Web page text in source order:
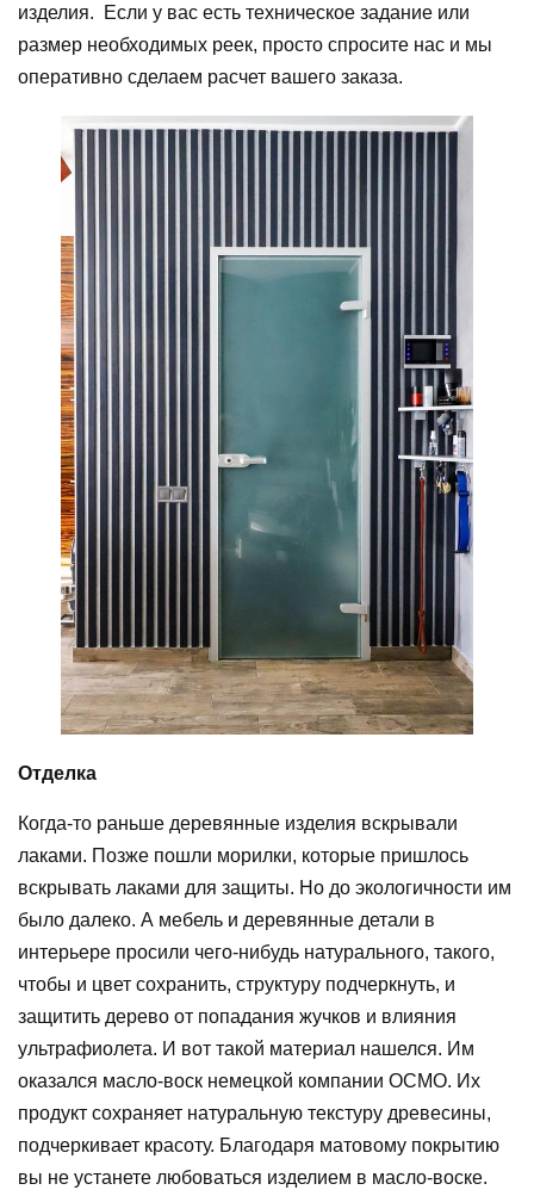
изделия. Если у вас есть техническое задание или
размер необходимых реек, просто спросите нас и мы
оперативно сделаем расчет вашего заказа.
Отделка
Когда-то раньше деревянные изделия вскрывали
лаками. Позже пошли морилки, которые пришлось
вскрывать лаками для защиты. Но до экологичности им
было далеко. А мебель и деревянные детали в
интерьере просили чего-нибудь натурального, такого,
чтобы и цвет сохранить, структуру подчеркнуть, и
защитить дерево от попадания жучков и влияния
ультрафиолета. И вот такой материал нашелся. Им
оказался масло-воск немецкой компании ОСМО. Их
продукт сохраняет натуральную текстуру древесины,
подчеркивает красоту. Благодаря матовому покрытию
вы не устанете любоваться изделием в масло-воске.